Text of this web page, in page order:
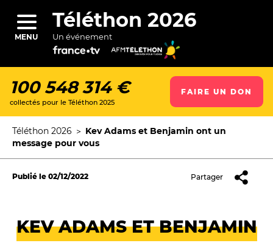
contenu
principal
MENU
Téléthon 2026
Un événement
100 548 314 €
collectés pour le Téléthon 2025
FAIRE UN DON
Fil
d'Ariane
Téléthon 2026
Kev Adams et Benjamin ont un
message pour vous
Publié le 02/12/2022 Partager
KEV ADAMS ET BENJAMIN